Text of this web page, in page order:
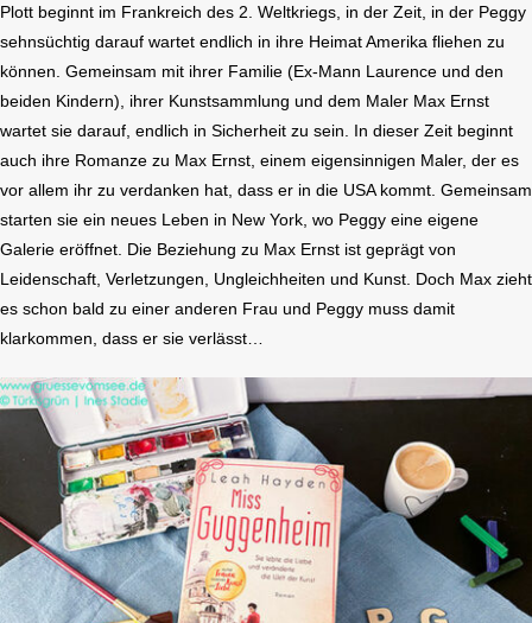
Plott beginnt im Frankreich des 2. Weltkriegs, in der Zeit, in der Peggy
sehnsüchtig darauf wartet endlich in ihre Heimat Amerika fliehen zu
können. Gemeinsam mit ihrer Familie (Ex-Mann Laurence und den
beiden Kindern), ihrer Kunstsammlung und dem Maler Max Ernst
wartet sie darauf, endlich in Sicherheit zu sein. In dieser Zeit beginnt
auch ihre Romanze zu Max Ernst, einem eigensinnigen Maler, der es
vor allem ihr zu verdanken hat, dass er in die USA kommt. Gemeinsam
starten sie ein neues Leben in New York, wo Peggy eine eigene
Galerie eröffnet. Die Beziehung zu Max Ernst ist geprägt von
Leidenschaft, Verletzungen, Ungleichheiten und Kunst. Doch Max zieht
es schon bald zu einer anderen Frau und Peggy muss damit
klarkommen, dass er sie verlässt…